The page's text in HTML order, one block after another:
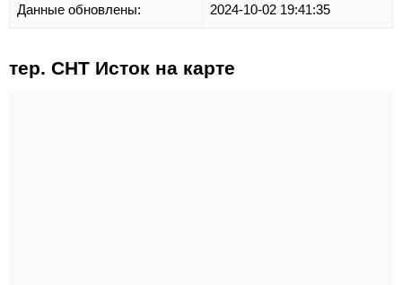
Данные обновлены: 2024-10-02 19:41:35
тер. СНТ Исток на карте